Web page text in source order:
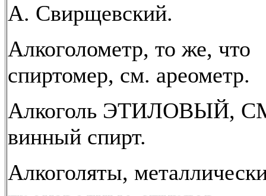
А. Свирщевский.
Алкоголометр, то же, что
спиртомер, см. ареометр.
Алкоголь ЭТИЛОВЫЙ,
винный спирт.
Алкоголяты,